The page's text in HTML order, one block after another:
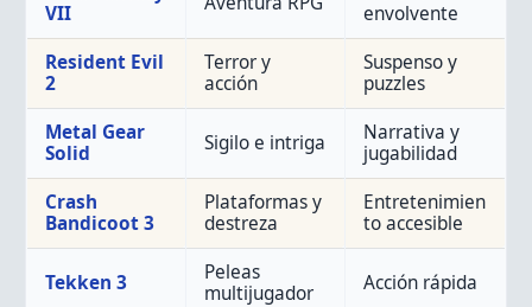
VII
envolvente
Resident Evil
2
Terror y
acción
Suspenso y
puzzles
Metal Gear
Solid
Sigilo e intriga
Narrativa y
jugabilidad
Crash
Bandicoot 3
Plataformas y
destreza
Entretenimien
to accesible
Tekken 3
Peleas
multijugador
Acción rápida